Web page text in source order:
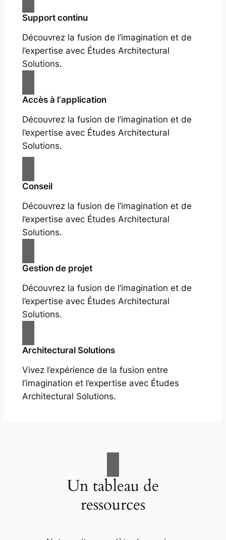
Support continu
Découvrez la fusion de l’imagination et de
l’expertise avec Études Architectural
Solutions.
Accès à l‘application
Découvrez la fusion de l’imagination et de
l’expertise avec Études Architectural
Solutions.
Conseil
Découvrez la fusion de l’imagination et de
l’expertise avec Études Architectural
Solutions.
Gestion de projet
Découvrez la fusion de l’imagination et de
l’expertise avec Études Architectural
Solutions.
Architectural Solutions
Vivez l’expérience de la fusion entre
l’imagination et l’expertise avec Études
Architectural Solutions.
Un tableau de
ressources